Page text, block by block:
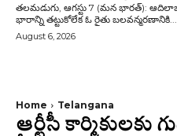
తలమడుగు, ఆగస్టు 7 (మన భారత్): ఆదిలాబాద్ జిల్లా తలమడుగు మండలంలో అప్పుల
భారాన్ని తట్టుకోలేక ఓ రైతు బలవన్మరణానికి...
August 6, 2026